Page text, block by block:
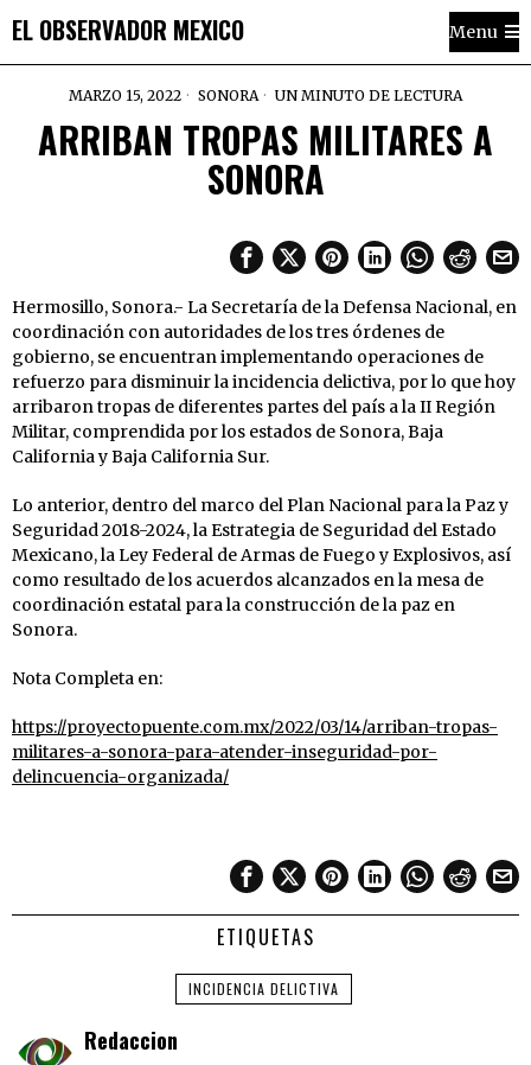
EL OBSERVADOR MEXICO Menu
MARZO 15, 2022 SONORA UN MINUTO DE LECTURA
ARRIBAN TROPAS MILITARES A
SONORA
Hermosillo, Sonora.- La Secretaría de la Defensa Nacional, en
coordinación con autoridades de los tres órdenes de
gobierno, se encuentran implementando operaciones de
refuerzo para disminuir la incidencia delictiva, por lo que hoy
arribaron tropas de diferentes partes del país a la II Región
Militar, comprendida por los estados de Sonora, Baja
California y Baja California Sur.
Lo anterior, dentro del marco del Plan Nacional para la Paz y
Seguridad 2018-2024, la Estrategia de Seguridad del Estado
Mexicano, la Ley Federal de Armas de Fuego y Explosivos, así
como resultado de los acuerdos alcanzados en la mesa de
coordinación estatal para la construcción de la paz en
Sonora.
Nota Completa en:
https://proyectopuente.com.mx/2022/03/14/arriban-tropas-
militares-a-sonora-para-atender-inseguridad-por-
delincuencia-organizada/
ETIQUETAS
INCIDENCIA DELICTIVA
Redaccion